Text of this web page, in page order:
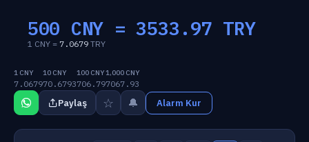
500 CNY =3533.97 TRY
1 CNY = 7.0679 TRY
1 CNY
7.0679
10 CNY
70.6793
100 CNY
706.79
1,000 CNY
7067.93
Paylaş ☆ 🔔 Alarm Kur